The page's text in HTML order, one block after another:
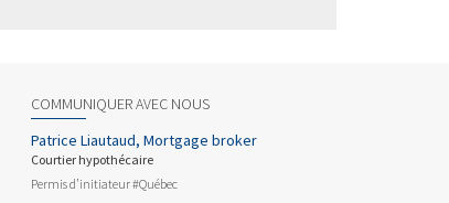
COMMUNIQUER AVEC NOUS
Patrice Liautaud, Mortgage broker
Courtier hypothécaire
Permis d’initiateur #Québec